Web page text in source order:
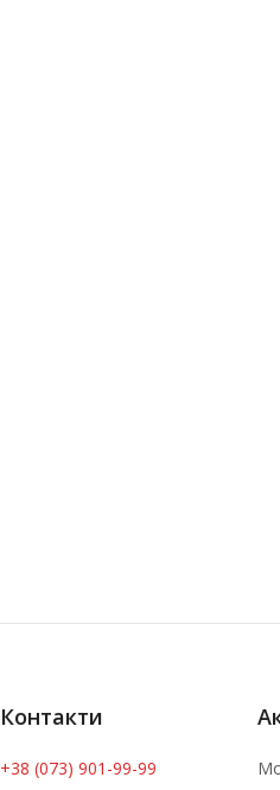
Контакти
+38 (073) 901-99-99